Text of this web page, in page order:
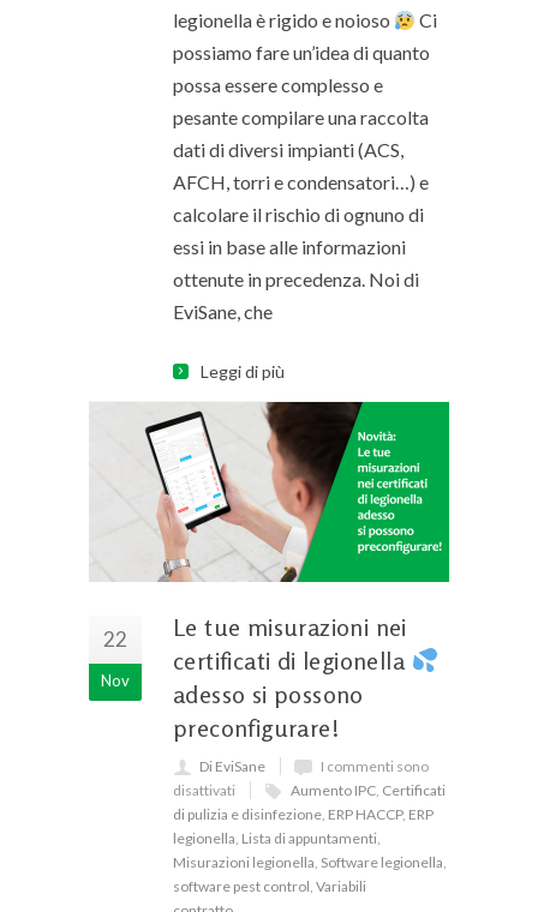
legionella è rigido e noioso
Ci
possiamo fare un’idea di quanto
possa essere complesso e
pesante compilare una raccolta
dati di diversi impianti (ACS,
AFCH, torri e condensatori…) e
calcolare il rischio di ognuno di
essi in base alle informazioni
ottenute in precedenza. Noi di
EviSane, che
Leggi di più
22
Nov
Le tue misurazioni nei
certificati di legionella
adesso si possono
preconfigurare!
Di EviSane
I commenti sono
disattivati
Aumento IPC, Certificati
di pulizia e disinfezione, ERP HACCP, ERP
legionella, Lista di appuntamenti,
Misurazioni legionella, Software legionella,
software pest control, Variabili